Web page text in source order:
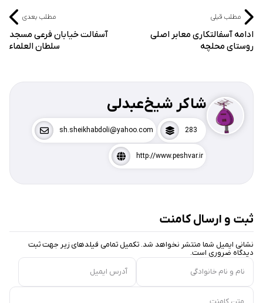
مطلب قبلی
ادامه آسفالتکاری معابر اصلی
روستای محلچه
مطلب بعدی
آسفالت خیابان فرعی مسجد
سلطان العلماء
شاکر شیخ‌عبدلی
283
sh.sheikhabdoli@yahoo.com
http://www.peshvar.ir
ثبت و ارسال کامنت
نشانی ایمیل شما منتشر نخواهد شد. تکمیل تمامی فیلد‌های زیر جهت ثبت
دیدگاه ضروری است.
نام و نام خانوادگی
آدرس ایمیل